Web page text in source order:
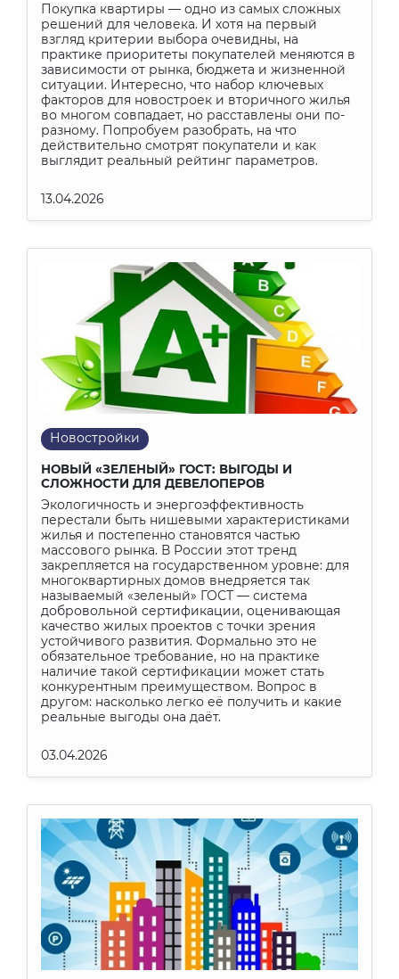
Покупка квартиры — одно из самых сложных
решений для человека. И хотя на первый
взгляд критерии выбора очевидны, на
практике приоритеты покупателей меняются в
зависимости от рынка, бюджета и жизненной
ситуации. Интересно, что набор ключевых
факторов для новостроек и вторичного жилья
во многом совпадает, но расставлены они по-
разному. Попробуем разобрать, на что
действительно смотрят покупатели и как
выглядит реальный рейтинг параметров.
13.04.2026
Новостройки
НОВЫЙ «ЗЕЛЕНЫЙ» ГОСТ: ВЫГОДЫ И
СЛОЖНОСТИ ДЛЯ ДЕВЕЛОПЕРОВ
Экологичность и энергоэффективность
перестали быть нишевыми характеристиками
жилья и постепенно становятся частью
массового рынка. В России этот тренд
закрепляется на государственном уровне: для
многоквартирных домов внедряется так
называемый «зеленый» ГОСТ — система
добровольной сертификации, оценивающая
качество жилых проектов с точки зрения
устойчивого развития. Формально это не
обязательное требование, но на практике
наличие такой сертификации может стать
конкурентным преимуществом. Вопрос в
другом: насколько легко её получить и какие
реальные выгоды она даёт.
03.04.2026